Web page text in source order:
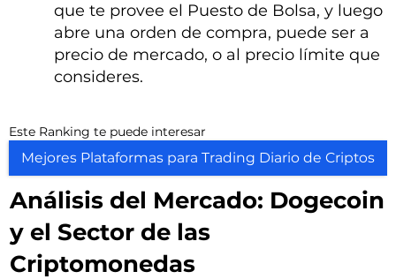
que te provee el Puesto de Bolsa, y luego
abre una orden de compra, puede ser a
precio de mercado, o al precio límite que
consideres.
Este Ranking te puede interesar
Mejores Plataformas para Trading Diario de Criptos
Análisis del Mercado: Dogecoin
y el Sector de las
Criptomonedas